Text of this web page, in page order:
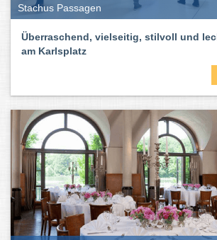
Restaurants – außergewöhnliche und
vegetarische, gehobene und schicke,
Wie immer inklusive Bewertungen und
Und auch die Küchenrichtungen der Lokale
München und Umgebung sind vielseitig und
dabei sind deutsche, französische, spanische
Aber auch koreanische, afghanische,
könnt euch quasi einmal um die Welt
Stachus Passagen
Überraschend, vielseitig, stilvoll und
am Karlsplatz